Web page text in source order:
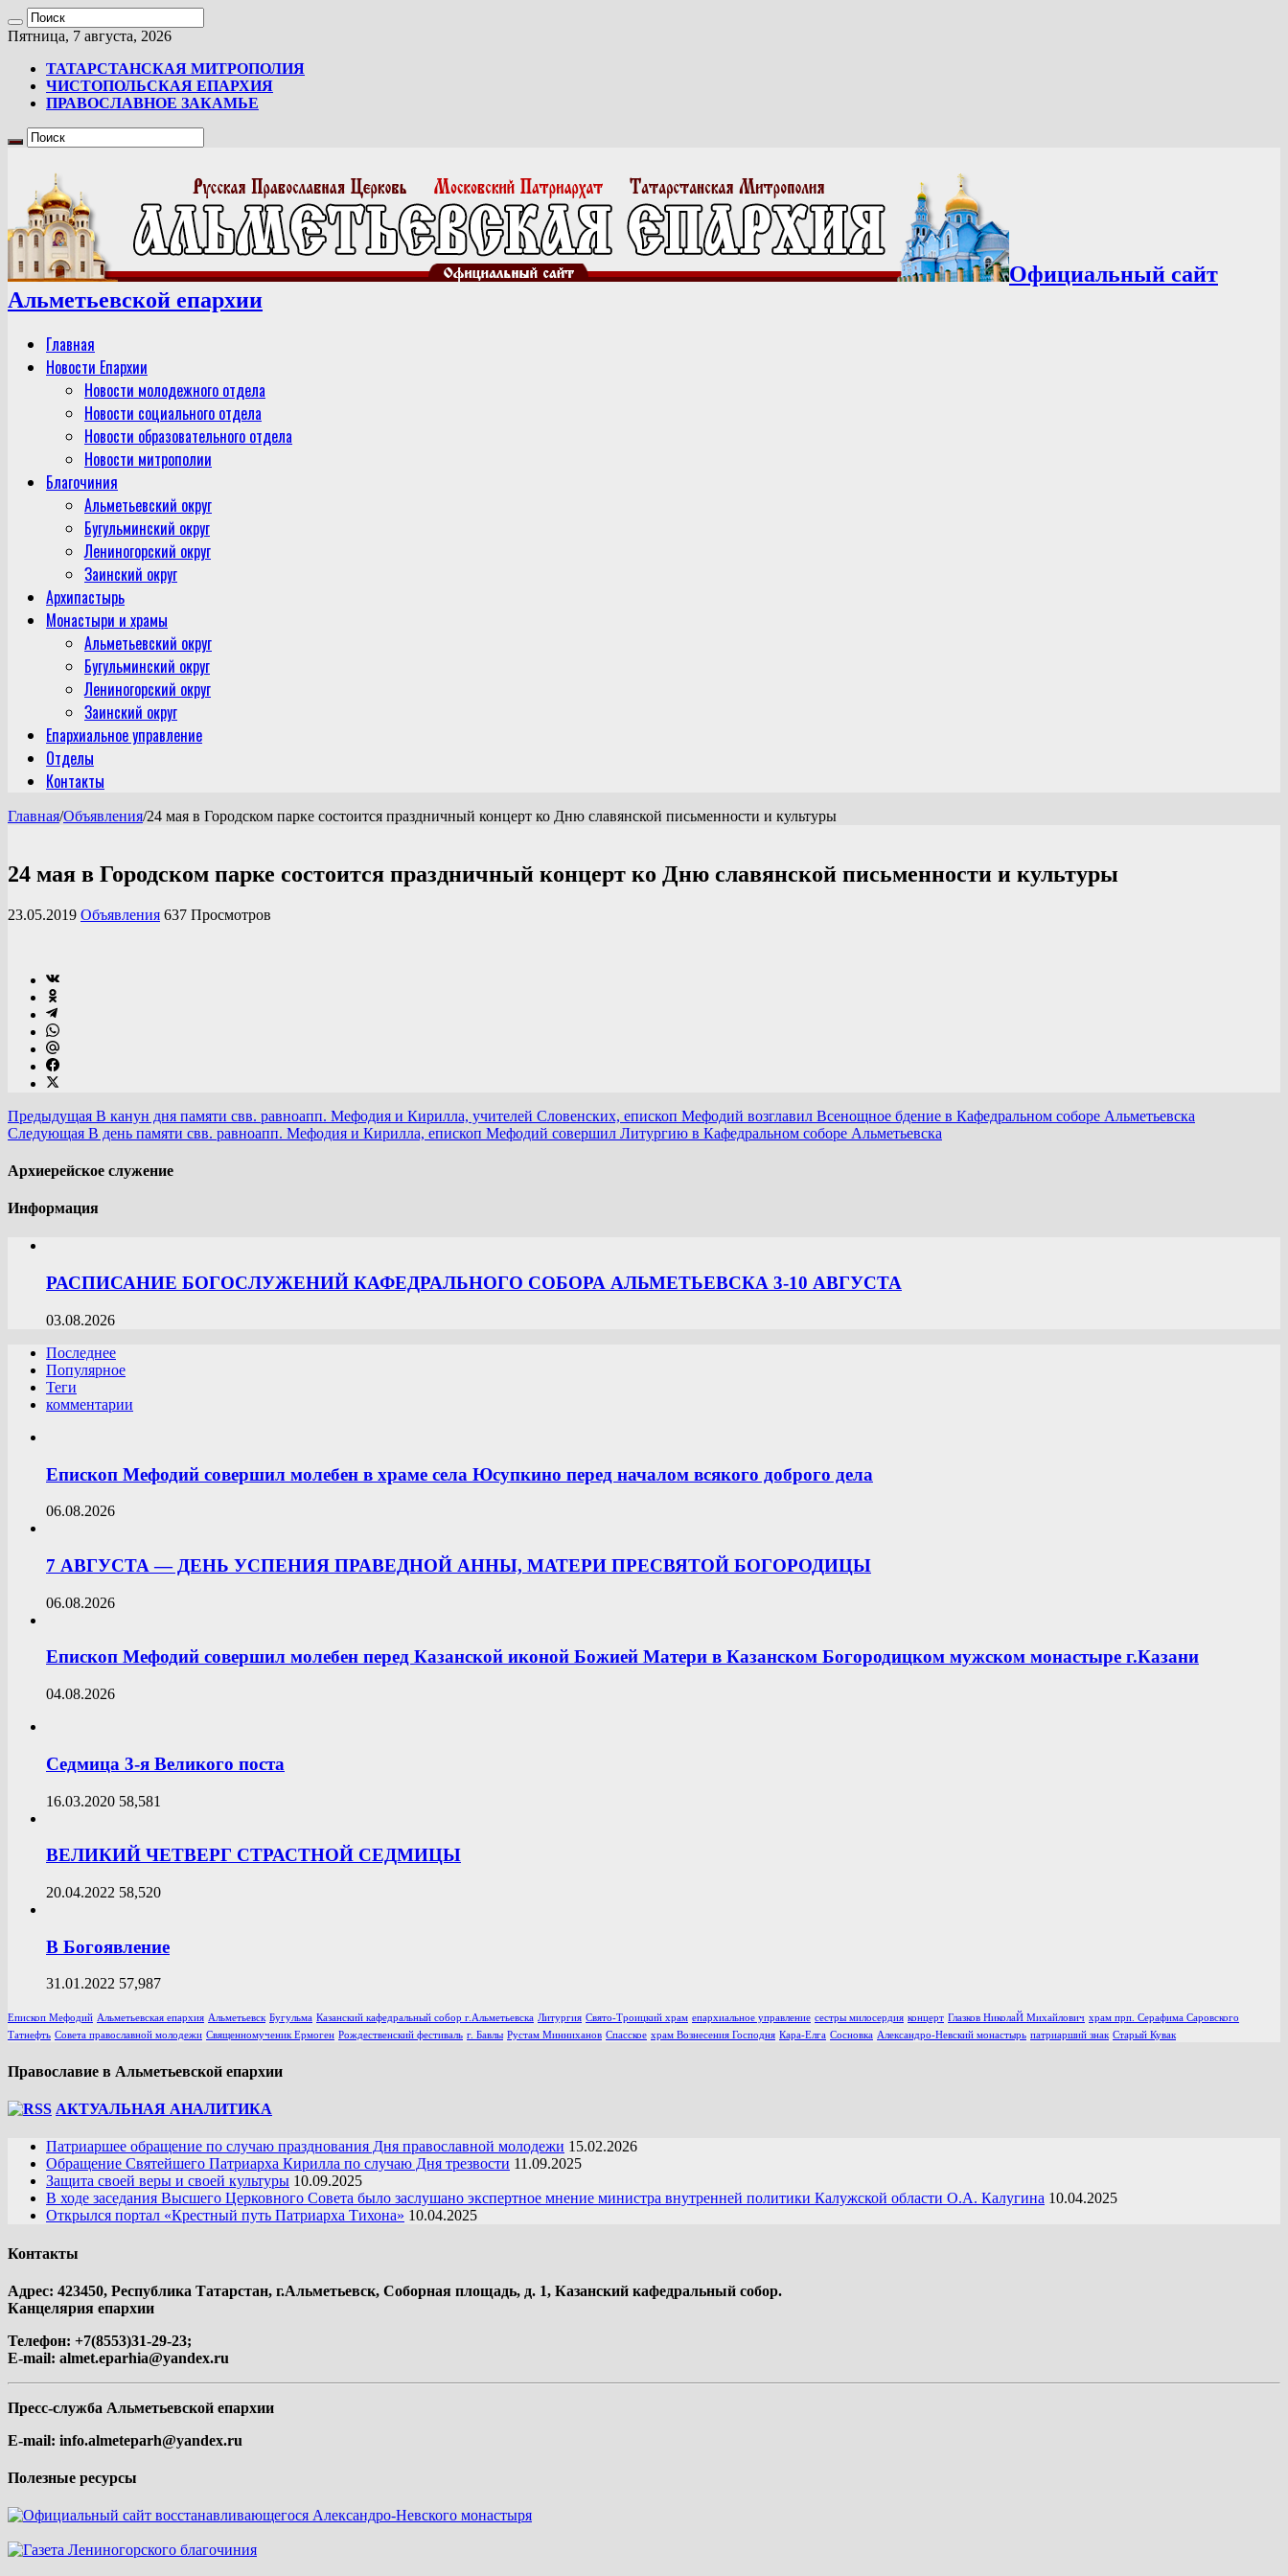
Пятница, 7 августа, 2026
ТАТАРСТАНСКАЯ МИТРОПОЛИЯ
ЧИСТОПОЛЬСКАЯ ЕПАРХИЯ
ПРАВОСЛАВНОЕ ЗАКАМЬЕ
Официальный сайт
Альметьевской епархии
Главная
Новости Епархии
Новости молодежного отдела
Новости социального отдела
Новости образовательного отдела
Новости митрополии
Благочиния
Альметьевский округ
Бугульминский округ
Лениногорский округ
Заинский округ
Архипастырь
Монастыри и храмы
Альметьевский округ
Бугульминский округ
Лениногорский округ
Заинский округ
Епархиальное управление
Отделы
Контакты
Главная/Объявления/24 мая в Городском парке состоится праздничный концерт ко Дню славянской письменности и культуры
24 мая в Городском парке состоится праздничный концерт ко Дню славянской письменности и культуры
23.05.2019 Объявления 637 Просмотров
Предыдущая В канун дня памяти свв. равноапп. Мефодия и Кирилла, учителей Словенских, епископ Мефодий возглавил Всенощное бдение в Кафедральном соборе Альметьевска
Следующая В день памяти свв. равноапп. Мефодия и Кирилла, епископ Мефодий совершил Литургию в Кафедральном соборе Альметьевска
Архиерейское служение
Информация
РАСПИСАНИЕ БОГОСЛУЖЕНИЙ КАФЕДРАЛЬНОГО СОБОРА АЛЬМЕТЬЕВСКА 3-10 АВГУСТА
03.08.2026
Последнее
Популярное
Теги
комментарии
Епископ Мефодий совершил молебен в храме села Юсупкино перед началом всякого доброго дела
06.08.2026
7 АВГУСТА — ДЕНЬ УСПЕНИЯ ПРАВЕДНОЙ АННЫ, МАТЕРИ ПРЕСВЯТОЙ БОГОРОДИЦЫ
06.08.2026
Епископ Мефодий совершил молебен перед Казанской иконой Божией Матери в Казанском Богородицком мужском монастыре г.Казани
04.08.2026
Седмица 3-я Великого поста
16.03.2020 58,581
ВЕЛИКИЙ ЧЕТВЕРГ СТРАСТНОЙ СЕДМИЦЫ
20.04.2022 58,520
В Богоявление
31.01.2022 57,987
Епископ Мефодий Альметьевская епархия Альметьевск Бугульма Казанский кафедральный собор г.Альметьевска Литургия Свято-Троицкий храм епархиальное управление сестры милосердия концерт Глазков НиколаЙ Михайлович храм прп. Серафима Саровского
Татнефть Совета православной молодежи Священномученик Ермоген Рождественский фестиваль г. Бавлы Рустам Минниханов Спасское храм Вознесения Господня Кара-Елга Сосновка Александро-Невский монастырь патриарший знак Старый Кувак
Православие в Альметьевской епархии
АКТУАЛЬНАЯ АНАЛИТИКА
Патриаршее обращение по случаю празднования Дня православной молодежи 15.02.2026
Обращение Святейшего Патриарха Кирилла по случаю Дня трезвости 11.09.2025
Защита своей веры и своей культуры 10.09.2025
В ходе заседания Высшего Церковного Совета было заслушано экспертное мнение министра внутренней политики Калужской области О.А. Калугина 10.04.2025
Открылся портал «Крестный путь Патриарха Тихона» 10.04.2025
Контакты
Адрес: 423450, Республика Татарстан, г.Альметьевск, Соборная площадь, д. 1, Казанский кафедральный собор.
Канцелярия епархии
Телефон: +7(8553)31-29-23;
E-mail: almet.eparhia@yandex.ru
Пресс-служба Альметьевской епархии
E-mail: info.almeteparh@yandex.ru
Полезные ресурсы